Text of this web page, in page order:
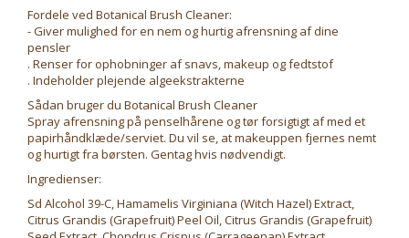
Fordele ved Botanical Brush Cleaner:
- Giver mulighed for en nem og hurtig afrensning af dine
pensler
. Renser for ophobninger af snavs, makeup og fedtstof
. Indeholder plejende algeekstrakterne
Sådan bruger du Botanical Brush Cleaner
Spray afrensning på penselhårene og tør forsigtigt af med et
papirhåndklæde/serviet. Du vil se, at makeuppen fjernes nemt
og hurtigt fra børsten. Gentag hvis nødvendigt.
Ingredienser:
Sd Alcohol 39-C, Hamamelis Virginiana (Witch Hazel) Extract,
Citrus Grandis (Grapefruit) Peel Oil, Citrus Grandis (Grapefruit)